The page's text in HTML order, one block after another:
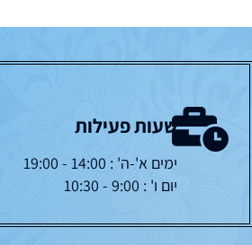
שעות פעילות
ימים א'-ה' : 14:00 - 19:00
יום ו' : 9:00 - 10:30